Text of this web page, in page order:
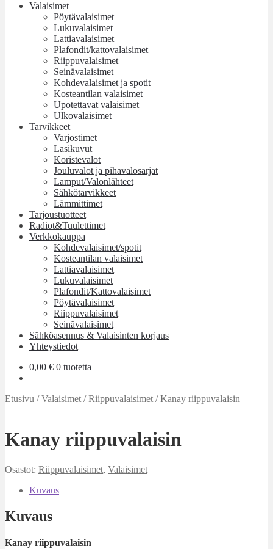
Valaisimet
Pöytävalaisimet
Lukuvalaisimet
Lattiavalaisimet
Plafondit/kattovalaisimet
Riippuvalaisimet
Seinävalaisimet
Kohdevalaisimet ja spotit
Kosteantilan valaisimet
Upotettavat valaisimet
Ulkovalaisimet
Tarvikkeet
Varjostimet
Lasikuvut
Koristevalot
Jouluvalot ja pihavalosarjat
Lamput/Valonlähteet
Sähkötarvikkeet
Lämmittimet
Tarjoustuotteet
Radiot&Tuulettimet
Verkkokauppa
Kohdevalaisimet/spotit
Kosteantilan valaisimet
Lattiavalaisimet
Lukuvalaisimet
Plafondit/Kattovalaisimet
Pöytävalaisimet
Riippuvalaisimet
Seinävalaisimet
Sähköasennus & Valaisinten korjaus
Yhteystiedot
0,00 € 0 tuotetta
Etusivu /Valaisimet /Riippuvalaisimet /Kanay riippuvalaisin
Kanay riippuvalaisin
Osastot: Riippuvalaisimet, Valaisimet
Kuvaus
Kuvaus
Kanay riippuvalaisin